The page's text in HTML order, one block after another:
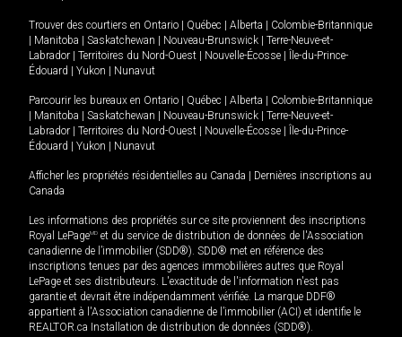
Trouver des courtiers en Ontario Québec Alberta
Colombie-Britannique
Manitoba Saskatchewan Nouveau-Brunswick
Terre-Neuve-et-
Labrador
Territoires du Nord-Ouest Nouvelle-Écosse
Île-du-Prince-
Édouard
Yukon Nunavut
Parcourir les bureaux en Ontario Québec Alberta
Colombie-Britannique
Manitoba Saskatchewan Nouveau-Brunswick
Terre-Neuve-et-
Labrador
Territoires du Nord-Ouest Nouvelle-Écosse
Île-du-Prince-
Édouard
Yukon Nunavut
Afficher les propriétés résidentielles au Canada
Dernières inscriptions au
Canada
Les informations des propriétés sur ce site proviennent des inscriptions
Royal LePageMD et du service de distribution de données de l'Association
canadienne de l’immobilier (SDD®). SDD® met en référence des
inscriptions tenues par des agences immobilières autres que Royal
LePage et ses distributeurs. L'exactitude de l'information n'est pas
garantie et devrait être indépendamment vérifiée. La marque DDF®
appartient à l'Association canadienne de l’immobilier (ACI) et identifie le
REALTOR.ca Installation de distribution de données (SDD®).